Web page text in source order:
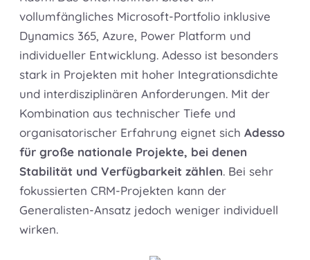
vollumfängliches Microsoft-Portfolio inklusive
Dynamics 365, Azure, Power Platform und
individueller Entwicklung. Adesso ist besonders
stark in Projekten mit hoher Integrationsdichte
und interdisziplinären Anforderungen. Mit der
Kombination aus technischer Tiefe und
organisatorischer Erfahrung eignet sich Adesso
für große nationale Projekte, bei denen
Stabilität und Verfügbarkeit zählen. Bei sehr
fokussierten CRM-Projekten kann der
Generalisten-Ansatz jedoch weniger individuell
wirken.